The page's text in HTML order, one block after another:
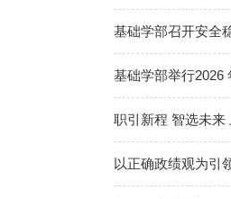
基础学部召开安全
基础学部举行2026
职引新程 智选未来
以正确政绩观为引